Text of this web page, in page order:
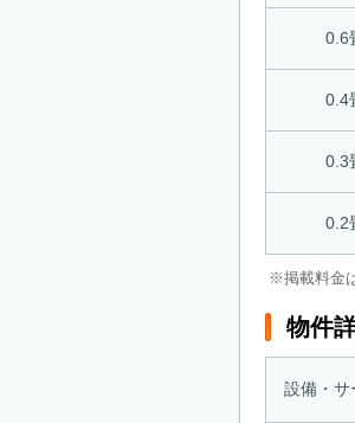
0.6
0.4
0.3
0.2
※掲載料金
物件
設備・サ